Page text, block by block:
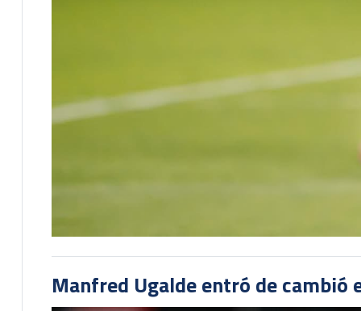
Manfred Ugalde entró de cambió